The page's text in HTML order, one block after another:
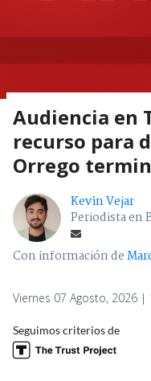
Audiencia en
recurso para
Orrego
Kevin Vejar
Periodista en
Con información de
Viernes 07 Agosto, 2026 |
Seguimos criterios de